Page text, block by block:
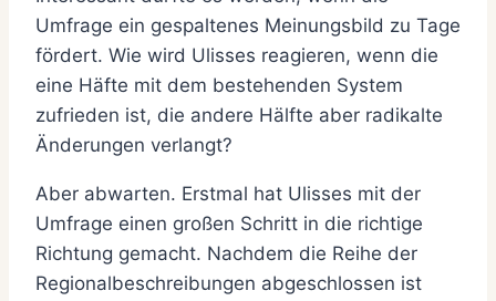
Umfrage ein gespaltenes Meinungsbild zu Tage
fördert. Wie wird Ulisses reagieren, wenn die
eine Häfte mit dem bestehenden System
zufrieden ist, die andere Hälfte aber radikalte
Änderungen verlangt?
Aber abwarten. Erstmal hat Ulisses mit der
Umfrage einen großen Schritt in die richtige
Richtung gemacht. Nachdem die Reihe der
Regionalbeschreibungen abgeschlossen ist